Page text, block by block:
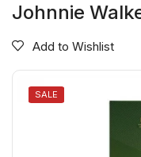
Johnnie
Add to Wishlist
SALE